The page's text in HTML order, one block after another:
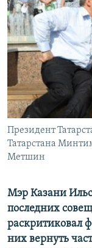
РАСПИСАНИЕ
ПОДПИШИТЕСЬ
СОЦИАЛЬНЫЕ СЕТИ
Все сайты РСЕ/
Президент
Татарстана
Метшин
Мэр Казани
последних
раскритиковал
них вернуть